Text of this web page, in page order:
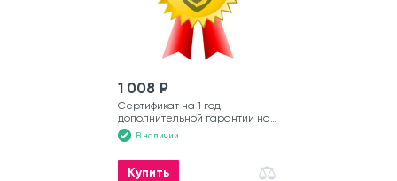
1 008 ₽
Сертификат на 1 год
дополнительной гарантии на
моторную лодку
В наличии
Купить